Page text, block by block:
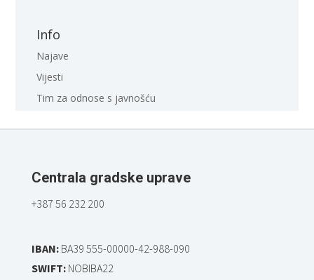
Info
Najave
Vijesti
Tim za odnose s javnošću
Centrala gradske uprave
+387 56 232 200
IBAN:BA39 555-00000-42-988-090
SWIFT:NOBIBA22